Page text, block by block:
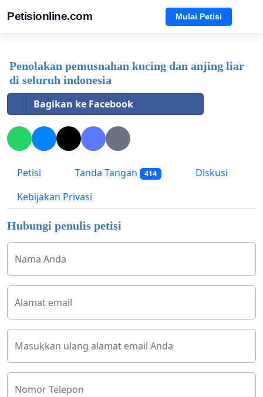
Petisionline.com Mulai Petisi
Penolakan pemusnahan kucing dan anjing liar
di seluruh indonesia
Bagikan ke Facebook
Petisi Tanda Tangan 414
Diskusi
Kebijakan Privasi
Hubungi penulis petisi
Nama Anda
Alamat email
Masukkan ulang alamat email Anda
Nomor Telepon